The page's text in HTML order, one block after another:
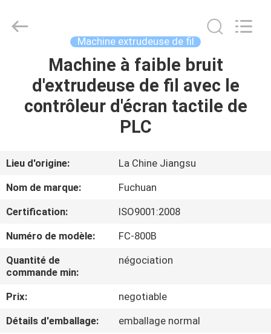
ACCUEIL
PRODUITS
LE
VR
À
PROPOS
DE
NOUS
Electrical
Machine extrudeuse de fil
Machine à faible bruit
d'extrudeuse de fil avec le
contrôleur d'écran tactile de
PLC
Lieu d'origine:
La Chine Jiangsu
Nom de marque:
Fuchuan
Certification:
ISO9001:2008
Numéro de modèle:
FC-800B
Quantité de
commande min:
négociation
Prix:
negotiable
Détails d'emballage:
emballage normal